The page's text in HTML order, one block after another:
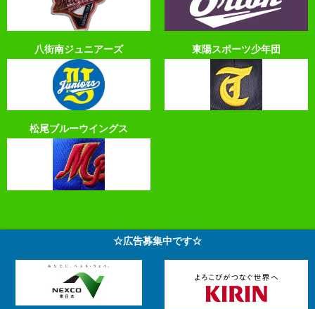
八街南ジュニアーズ 東陽スポーツ少年団
松尾ブルーウイングス
☆広告募集中です☆